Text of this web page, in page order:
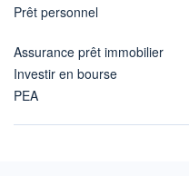
Prêt personnel
Assurance prêt immobilier
Investir en bourse
PEA